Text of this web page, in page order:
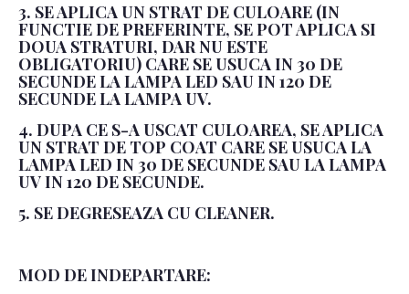
3. SE APLICA UN STRAT DE CULOARE (IN
FUNCTIE DE PREFERINTE, SE POT APLICA SI
DOUA STRATURI, DAR NU ESTE
OBLIGATORIU) CARE SE USUCA IN 30 DE
SECUNDE LA LAMPA LED SAU IN 120 DE
SECUNDE LA LAMPA UV.
4. DUPA CE S-A USCAT CULOAREA, SE APLICA
UN STRAT DE TOP COAT CARE SE USUCA LA
LAMPA LED IN 30 DE SECUNDE SAU LA LAMPA
UV IN 120 DE SECUNDE.
5. SE DEGRESEAZA CU CLEANER.
MOD DE INDEPARTARE: